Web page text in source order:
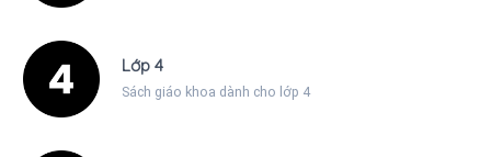
Lớp 4
Sách giáo khoa dành cho lớp 4